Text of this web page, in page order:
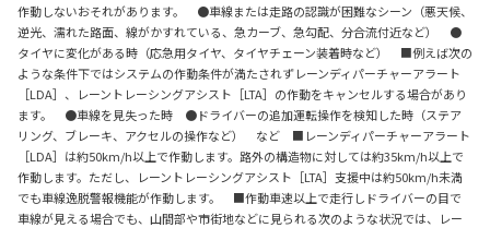
作動しないおそれがあります。 ●車線または走路の認識が困難なシーン（悪天候、
逆光、濡れた路面、線がかすれている、急カーブ、急勾配、分合流付近など） ●
タイヤに変化がある時（応急用タイヤ、タイヤチェーン装着時など） ■例えば次の
ような条件下ではシステムの作動条件が満たされずレーンディパーチャーアラート
［LDA］、レーントレーシングアシスト［LTA］の作動をキャンセルする場合があり
ます。 ●車線を見失った時 ●ドライバーの追加運転操作を検知した時（ステア
リング、ブレーキ、アクセルの操作など） など ■レーンディパーチャーアラート
［LDA］は約50km/h以上で作動します。路外の構造物に対しては約35km/h以上で
作動します。ただし、レーントレーシングアシスト［LTA］支援中は約50km/h未満
でも車線逸脱警報機能が作動します。 ■作動車速以上で走行しドライバーの目で
車線が見える場合でも、山間部や市街地などに見られる次のような状況では、レー